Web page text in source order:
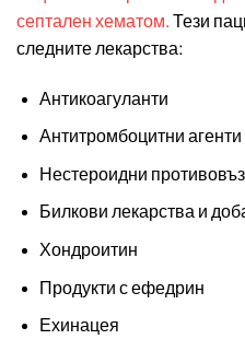
септален хематом. Тези
следните лекарства:
Антикоагуланти
Антитромбоцитни агенти
Нестероидни
Билкови лекарства и
Хондроитин
Продукти с ефедрин
Ехинацея